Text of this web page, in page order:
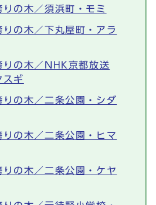
りの木／須浜町・モミ
りの木／下丸屋町・アラ
りの木／NHK京都放送
スギ
りの木／二条公園・シダ
りの木／二条公園・ヒマ
りの木／二条公園・ケヤ